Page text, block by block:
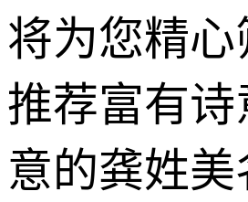
将为您精心
推荐富有诗
意的龚姓美